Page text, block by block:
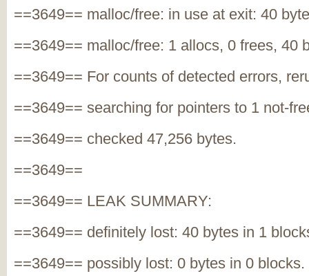
==3649== malloc/free: in use at exit: 40
==3649== malloc/free: 1 allocs, 0 frees, 40
==3649== For counts of detected errors,
==3649== searching for pointers to 1 not-
==3649== checked 47,256 bytes.
==3649==
==3649== LEAK SUMMARY:
==3649== definitely lost: 40 bytes in 1
==3649== possibly lost: 0 bytes in 0 blocks.